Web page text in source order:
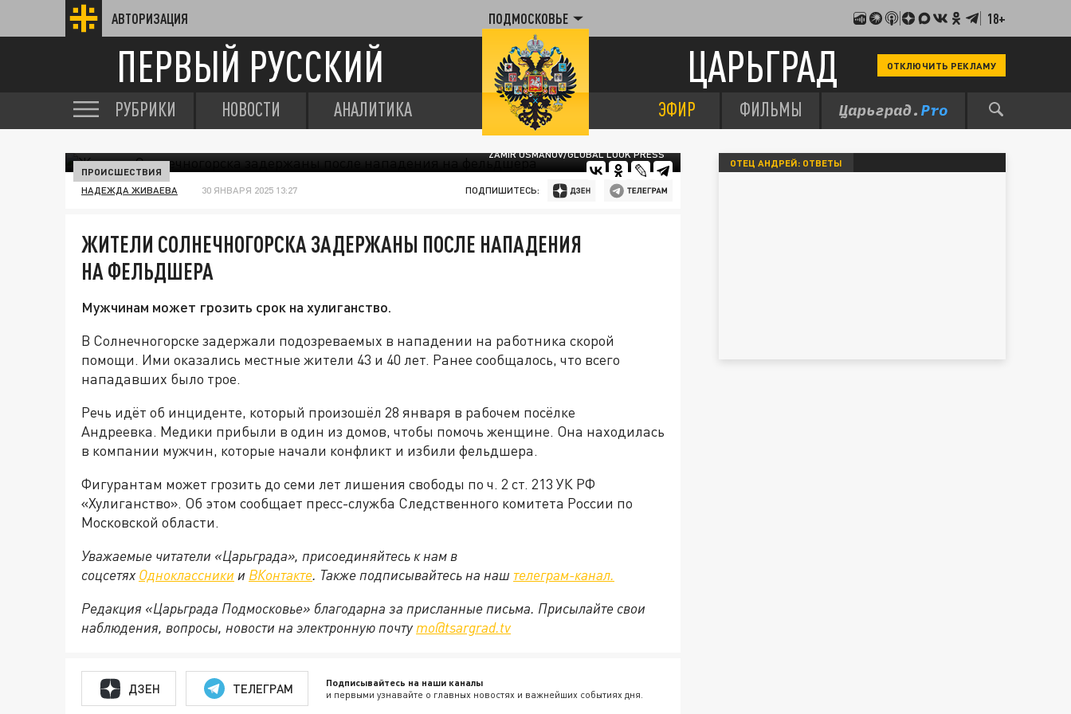
АВТОРИЗАЦИЯ ПОДМОСКОВЬЕ 18+
ПЕРВЫЙ РУССКИЙ ЦАРЬГРАД ОТКЛЮЧИТЬ РЕКЛАМУ
РУБРИКИ НОВОСТИ АНАЛИТИКА ЭФИР ФИЛЬМЫ
ZAMIR USMANOV/GLOBAL LOOK PRESS
ПРОИСШЕСТВИЯ
НАДЕЖДА ЖИВАЕВА 30 ЯНВАРЯ 2025 13:27 ПОДПИШИТЕСЬ:
ЖИТЕЛИ СОЛНЕЧНОГОРСКА ЗАДЕРЖАНЫ ПОСЛЕ НАПАДЕНИЯ
НА ФЕЛЬДШЕРА
Мужчинам может грозить срок на хулиганство.
В Солнечногорске задержали подозреваемых в нападении на работника скорой
помощи. Ими оказались местные жители 43 и 40 лет. Ранее сообщалось, что всего
нападавших было трое.
Речь идёт об инциденте, который произошёл 28 января в рабочем посёлке
Андреевка. Медики прибыли в один из домов, чтобы помочь женщине. Она находилась
в компании мужчин, которые начали конфликт и избили фельдшера.
Фигурантам может грозить до семи лет лишения свободы по ч. 2 ст. 213 УК РФ
«Хулиганство». Об этом сообщает пресс-служба Следственного комитета России по
Московской области.
Уважаемые читатели «Царьграда», присоединяйтесь к нам в
соцсетях Одноклассники и ВКонтакте. Также подписывайтесь на наш телеграм-канал.
Редакция «Царьграда Подмосковье» благодарна за присланные письма. Присылайте свои
наблюдения, вопросы, новости на электронную почту mo@tsargrad.tv
ДЗЕН ТЕЛЕГРАМ Подписывайтесь на наши каналы
и первыми узнавайте о главных новостях и важнейших событиях дня.
ОТЕЦ АНДРЕЙ: ОТВЕТЫ